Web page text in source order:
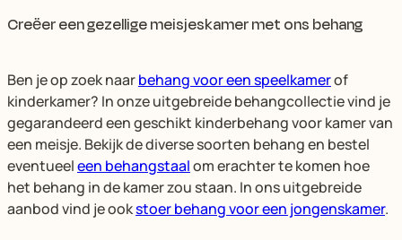
Creëer een gezellige meisjeskamer met ons behang
Ben je op zoek naarbehang voor een speelkamerof
kinderkamer? In onze uitgebreide behangcollectie vind je
gegarandeerd een geschikt kinderbehang voor kamer van
een meisje. Bekijk de diverse soorten behang en bestel
eventueeleen behangstaalom erachter te komen hoe
het behang in de kamer zou staan. In ons uitgebreide
aanbod vind je ookstoer behang voor een jongenskamer.